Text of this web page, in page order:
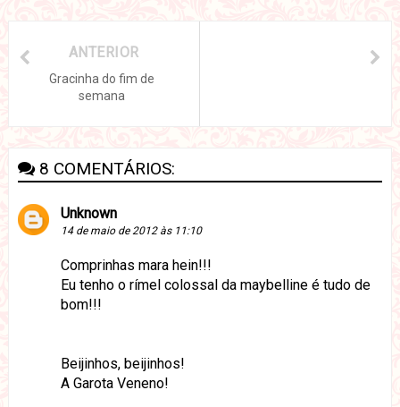
ANTERIOR
Gracinha do fim de
semana
8 COMENTÁRIOS:
Unknown
14 de maio de 2012 às 11:10
Comprinhas mara hein!!!
Eu tenho o rímel colossal da maybelline é tudo de
bom!!!
Beijinhos, beijinhos!
A Garota Veneno!